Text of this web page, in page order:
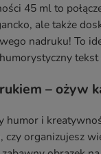
45 ml to
ale także
nadruku! To
– ożyw
humor i
czy organizujesz